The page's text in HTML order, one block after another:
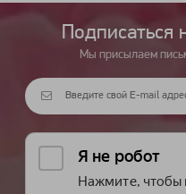
Подписаться
Мы присылаем